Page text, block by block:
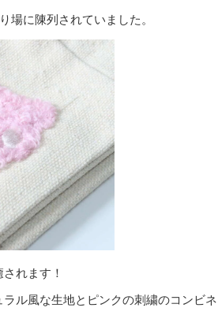
場に陳列されていました。
れます！
ル風な生地とピンクの刺繍のコンビネ